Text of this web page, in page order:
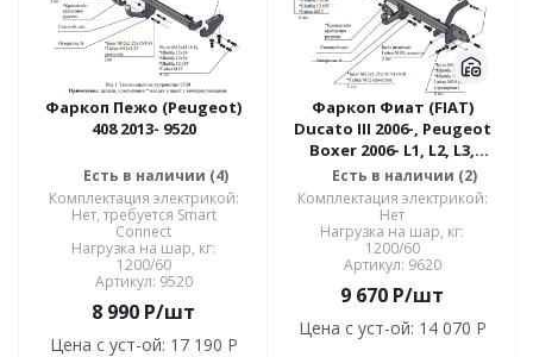
Фаркоп Пежо (Peugeot)
408 2013- 9520
Есть в наличии (4)
Комплектация электрикой:
Нет, требуется Smart
Connect
Нагрузка на шар, кг:
1200/60
Артикул: 9520
8 990 P/шт
Цена с уст-ой: 17 190 P
Фаркоп Фиат (FIAT)
Ducato III 2006-, Peugeot
Boxer 2006- L1, L2, L3,
Citroen Jumper 2006- 9620
Есть в наличии (2)
Комплектация электрикой:
Нет
Нагрузка на шар, кг:
1200/60
Артикул: 9620
9 670 P/шт
Цена с уст-ой: 14 070 P